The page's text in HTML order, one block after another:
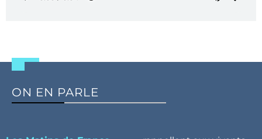
ON EN PARLE